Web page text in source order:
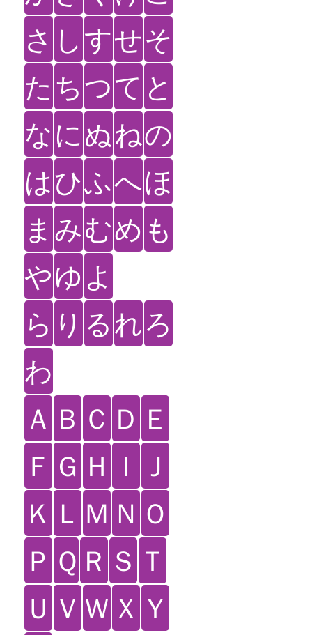
さ しすせそ
た ちつて と
なにぬねの
はひふへほ
ま みむめ も
やゆ よ
ら り るれろ
わ
Ａ Ｂ Ｃ Ｄ Ｅ
Ｆ Ｇ Ｈ Ｉ Ｊ
Ｋ Ｌ Ｍ Ｎ Ｏ
Ｐ Ｑ Ｒ Ｓ Ｔ
Ｕ Ｖ Ｗ Ｘ Ｙ